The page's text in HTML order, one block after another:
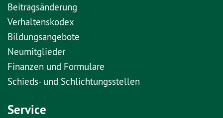
Beitragsänderung
Verhaltenskodex
Bildungsangebote
Neumitglieder
Finanzen und Formulare
Schieds- und Schlichtungsstellen
Service